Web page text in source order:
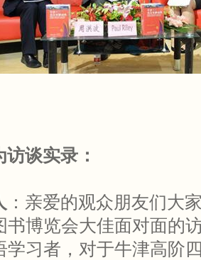
谈实录：
：亲爱的观众朋友们大
书博览会大佳面对面的
学习者，对于牛津高阶